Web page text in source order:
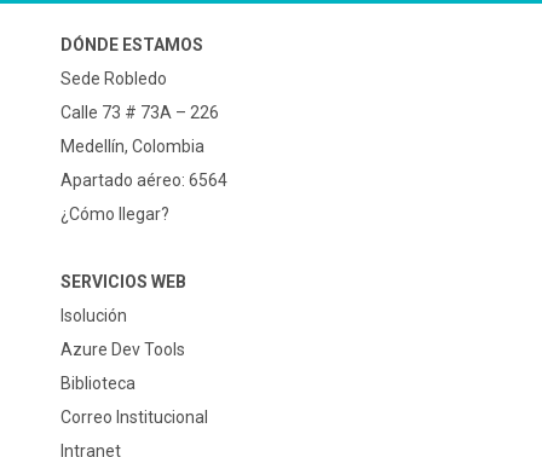
DÓNDE ESTAMOS
Sede Robledo
Calle 73 # 73A – 226
Medellín, Colombia
Apartado aéreo: 6564
¿Cómo llegar?
SERVICIOS WEB
Isolución
Azure Dev Tools
Biblioteca
Correo Institucional
Intranet